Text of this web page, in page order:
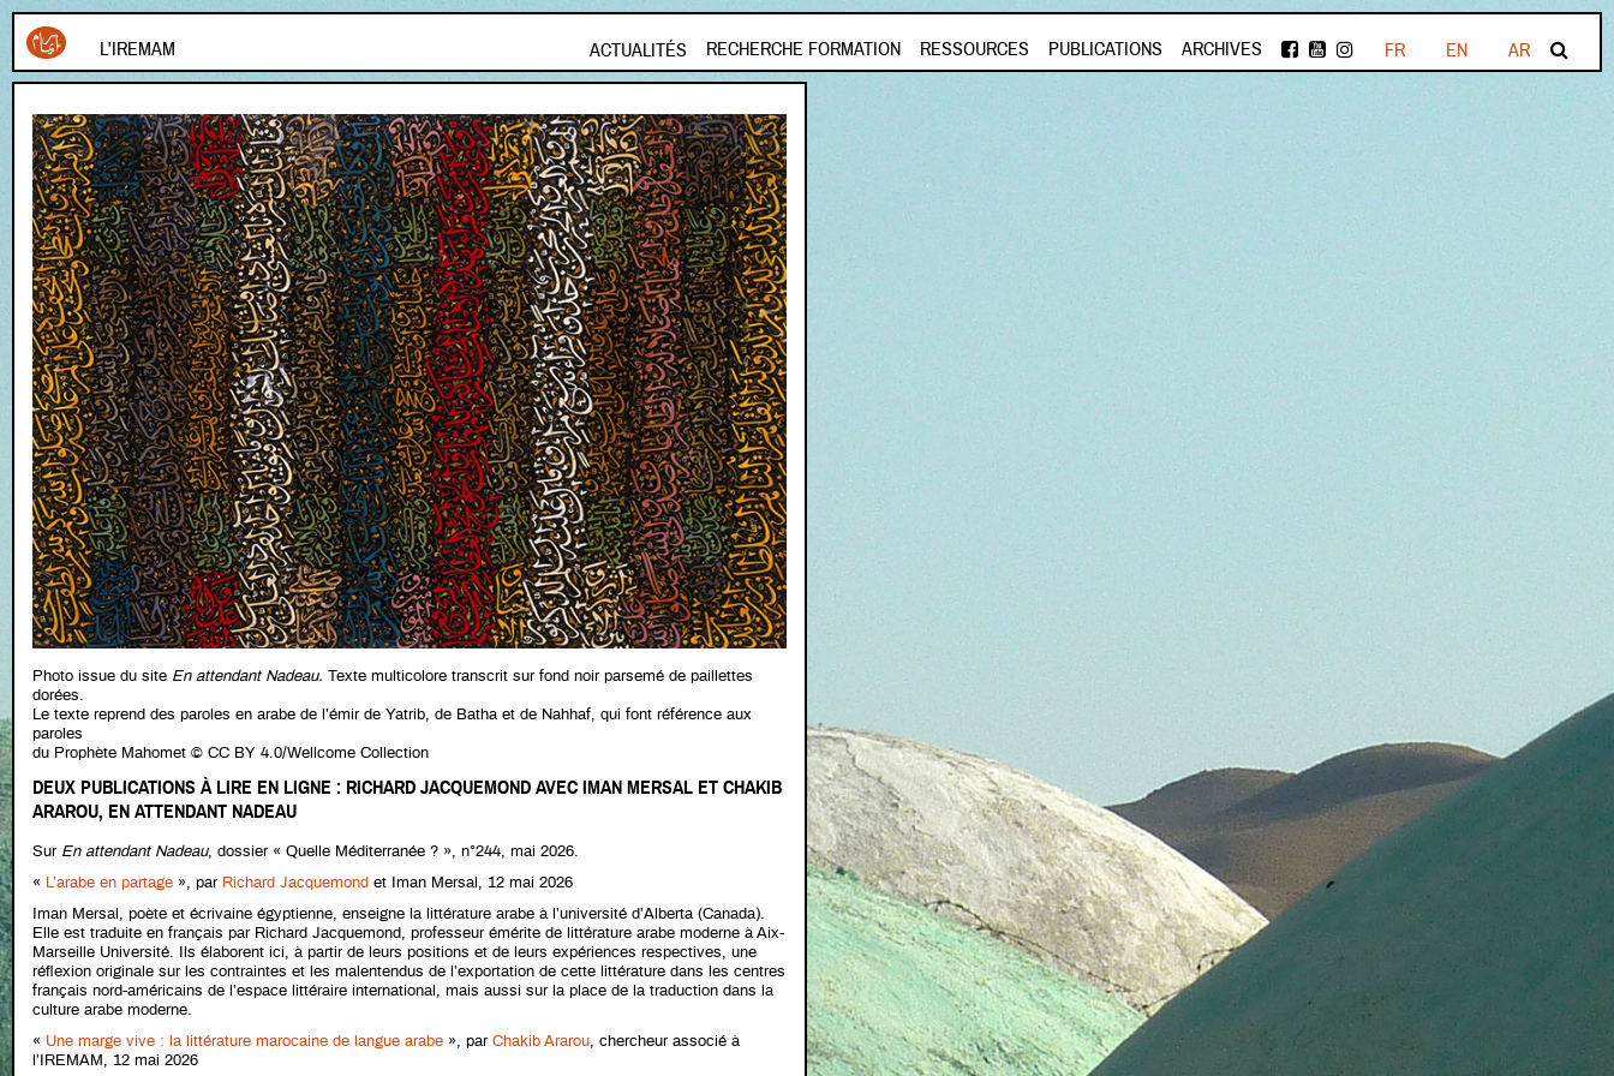
Aller au contenu principal
L'IREMAM ACTUALITÉS RECHERCHE FORMATION RESSOURCES PUBLICATIONS ARCHIVES FR EN AR
Photo issue du site En attendant Nadeau. Texte multicolore transcrit sur fond noir parsemé de paillettes
dorées.
Le texte reprend des paroles en arabe de l’émir de Yatrib, de Batha et de Nahhaf, qui font référence aux
paroles
du Prophète Mahomet © CC BY 4.0/Wellcome Collection
DEUX PUBLICATIONS À LIRE EN LIGNE : RICHARD JACQUEMOND AVEC IMAN MERSAL ET CHAKIB
ARAROU, EN ATTENDANT NADEAU
Sur En attendant Nadeau, dossier « Quelle Méditerranée ? », n°244, mai 2026.
« L’arabe en partage », par Richard Jacquemond et Iman Mersal, 12 mai 2026
Iman Mersal, poète et écrivaine égyptienne, enseigne la littérature arabe à l’université d’Alberta (Canada).
Elle est traduite en français par Richard Jacquemond, professeur émérite de littérature arabe moderne à Aix-
Marseille Université. Ils élaborent ici, à partir de leurs positions et de leurs expériences respectives, une
réflexion originale sur les contraintes et les malentendus de l’exportation de cette littérature dans les centres
français nord-américains de l’espace littéraire international, mais aussi sur la place de la traduction dans la
culture arabe moderne.
« Une marge vive : la littérature marocaine de langue arabe », par Chakib Ararou, chercheur associé à
l’IREMAM, 12 mai 2026